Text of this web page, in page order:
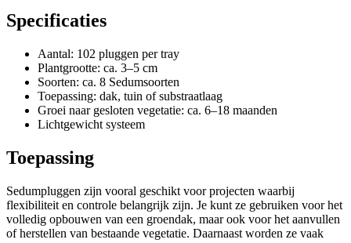
Specificaties
Aantal: 102 pluggen per tray
Plantgrootte: ca. 3–5 cm
Soorten: ca. 8 Sedumsoorten
Toepassing: dak, tuin of substraatlaag
Groei naar gesloten vegetatie: ca. 6–18 maanden
Lichtgewicht systeem
Toepassing
Sedumpluggen zijn vooral geschikt voor projecten waarbij
flexibiliteit en controle belangrijk zijn. Je kunt ze gebruiken voor het
volledig opbouwen van een groendak, maar ook voor het aanvullen
of herstellen van bestaande vegetatie. Daarnaast worden ze vaak